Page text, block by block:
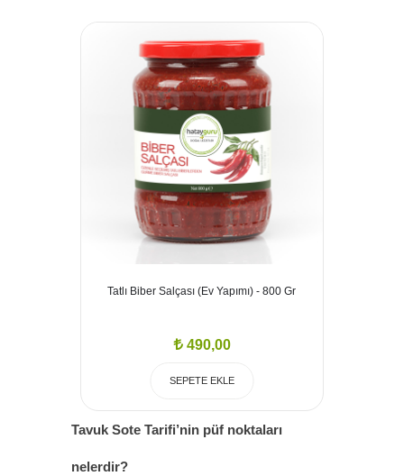
SEPETE EKLE
Tatlı Biber Salçası (Ev Yapımı) - 800 Gr
490,00
Tavuk Sote Tarifi’nin püf noktaları
nelerdir?